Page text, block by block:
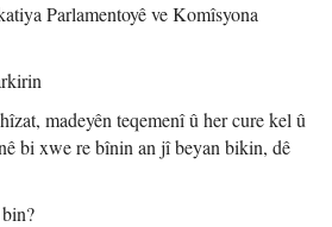
Parlamentoyê ve Komîsyona
madeyên teqemenî û her cure kel û
bi xwe re bînin an jî beyan bikin, dê